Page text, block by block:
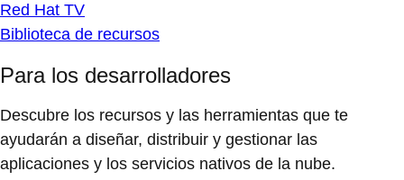
Red Hat TV
Biblioteca de recursos
Para los desarrolladores
Descubre los recursos y las herramientas que te
ayudarán a diseñar, distribuir y gestionar las
aplicaciones y los servicios nativos de la nube.